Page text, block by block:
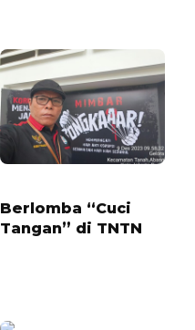
Berlomba “Cuci
Tangan” di TNTN